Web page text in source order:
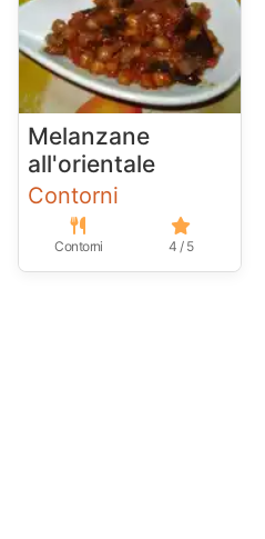
Melanzane
all'orientale
Contorni
Contorni 4 / 5